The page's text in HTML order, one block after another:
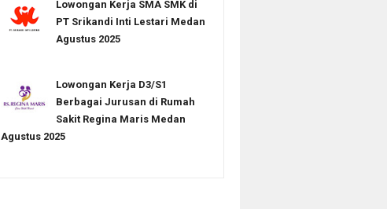
Lowongan Kerja SMA SMK di
PT Srikandi Inti Lestari Medan
Agustus 2025
Lowongan Kerja D3/S1
Berbagai Jurusan di Rumah
Sakit Regina Maris Medan
Agustus 2025